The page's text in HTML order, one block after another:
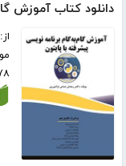
دانلود کتاب آموزش